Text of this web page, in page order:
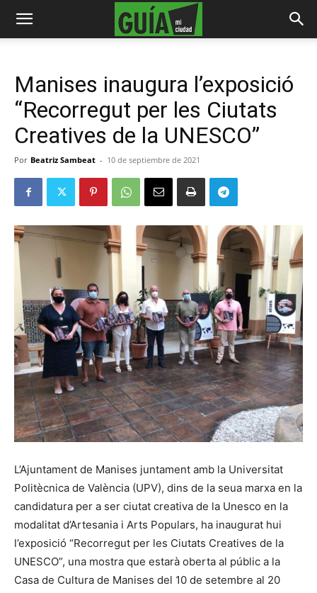
Manises inaugura l’exposició
“Recorregut per les Ciutats
Creatives de la UNESCO”
Por Beatriz Sambeat - 10 de septiembre de 2021
L’Ajuntament de Manises juntament amb la Universitat
Politècnica de València (UPV), dins de la seua marxa en la
candidatura per a ser ciutat creativa de la Unesco en la
modalitat d’Artesania i Arts Populars, ha inaugurat hui
l’exposició “Recorregut per les Ciutats Creatives de la
UNESCO”, una mostra que estarà oberta al públic a la
Casa de Cultura de Manises del 10 de setembre al 20